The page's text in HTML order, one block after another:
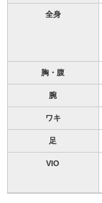
全身
胸・腹
腕
ワキ
足
VIO